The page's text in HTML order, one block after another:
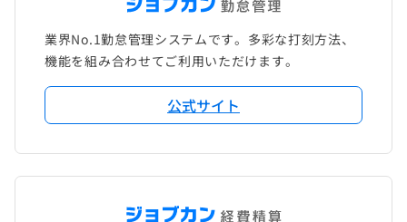
業界No.1勤怠管理システムです。多彩な打刻方法、
機能を組み合わせてご利用いただけます。
公式サイト